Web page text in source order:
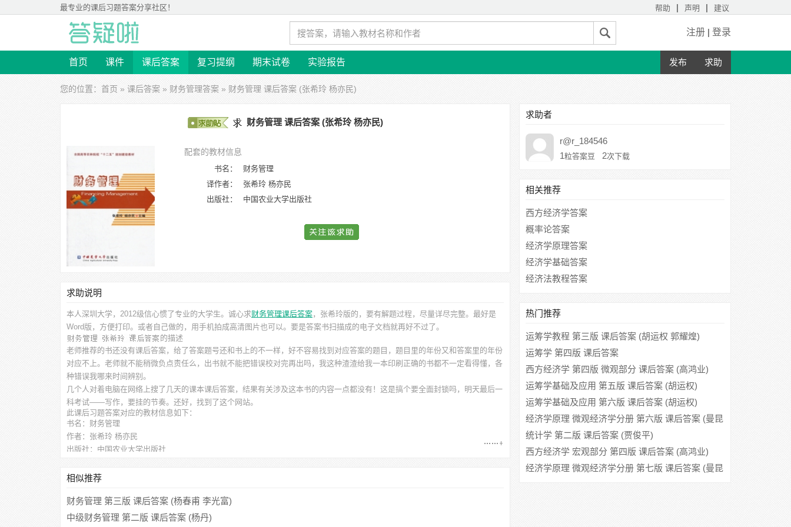
最专业的课后习题答案分享社区！ 帮助 | 声明 | 建议
注册 | 登录
首页 课件 课后答案 复习提纲 期末试卷 实验报告 发布 求助
您的位置： 首页 » 课后答案 » 财务管理答案 » 财务管理 课后答案 (张希玲 杨亦民)
财务管理 课后答案 (张希玲 杨亦民)
配套的教材信息
书名：
财务管理
译作者：
张希玲 杨亦民
出版社：
中国农业大学出版社
求助说明
本人深圳大学，2012级信心惯了专业的大学生。诚心求财务管理课后答案，张希玲版的，要有解题过程，尽量详尽完整。最好是
Word版，方便打印。或者自己做的，用手机拍成高清图片也可以。要是答案书扫描成的电子文档就再好不过了。
的描述
老师推荐的书还没有课后答案，给了答案题号还和书上的不一样，好不容易找到对应答案的题目，题目里的年份又和答案里的年份
对应不上。老师就不能稍微负点责任么，出书就不能把错误校对完再出吗，我这种渣渣给我一本印刷正确的书都不一定看得懂，各
种错误我哪来时间辨别。
几个人对着电脑在网络上搜了几天的课本课后答案，结果有关涉及这本书的内容一点都没有！这是搞个要全面封锁吗，明天最后一
科考试——写作，要挂的节奏。还好，找到了这个网站。
此课后习题答案对应的教材信息如下：
书名：财务管理
作者：张希玲 杨亦民
出版社：中国农业大学出版社
相似推荐
财务管理 第三版 课后答案 (杨春甫 李光富)
中级财务管理 第二版 课后答案 (杨丹)
求助者
r@r_184546
1粒答案豆 2次下载
相关推荐
西方经济学答案
概率论答案
经济学原理答案
经济学基础答案
经济法教程答案
热门推荐
运筹学教程 第三版 课后答案 (胡运权 郭耀煌)
运筹学 第四版 课后答案
西方经济学 第四版 微观部分 课后答案 (高鸿业)
运筹学基础及应用 第五版 课后答案 (胡运权)
运筹学基础及应用 第六版 课后答案 (胡运权)
经济学原理 微观经济学分册 第六版 课后答案 (曼昆
梁小民)
统计学 第二版 课后答案 (贾俊平)
西方经济学 宏观部分 第四版 课后答案 (高鸿业)
经济学原理 微观经济学分册 第七版 课后答案 (曼昆